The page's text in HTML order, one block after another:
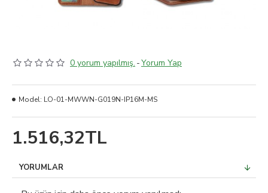
0 yorum yapılmış. -Yorum Yap
1.516,32TL
Model: LO-01-MWWN-G019N-IP16M-MS
YORUMLAR